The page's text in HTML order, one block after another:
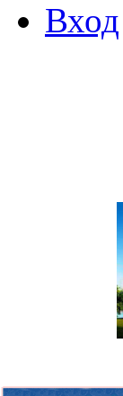
Вход